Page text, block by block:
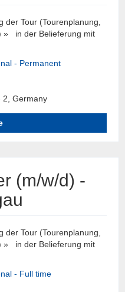
Tour (Tourenplanung,
» in der Belieferung mit
- Permanent
2, Germany
(m/w/d) -
Tour (Tourenplanung,
» in der Belieferung mit
- Full time